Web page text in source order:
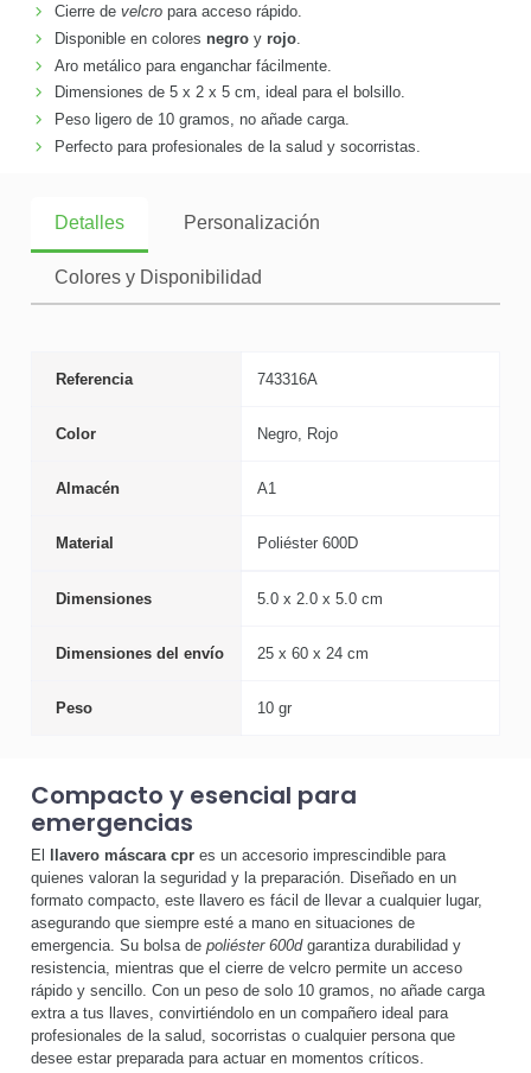
Cierre de velcropara acceso rápido.
Disponible en colores negroy rojo.
Aro metálico para enganchar fácilmente.
Dimensiones de 5 x 2 x 5 cm, ideal para el bolsillo.
Peso ligero de 10 gramos, no añade carga.
Perfecto para profesionales de la salud y socorristas.
Detalles Personalización
Colores y Disponibilidad
Referencia 743316A
Color Negro, Rojo
Almacén A1
Material Poliéster 600D
Dimensiones 5.0 x 2.0 x 5.0 cm
Dimensiones del envío 25 x 60 x 24 cm
Peso 10 gr
Compacto y esencial para
emergencias
El llavero máscara cpr es un accesorio imprescindible para
quienes valoran la seguridad y la preparación. Diseñado en un
formato compacto, este llavero es fácil de llevar a cualquier lugar,
asegurando que siempre esté a mano en situaciones de
emergencia. Su bolsa de poliéster 600dgarantiza durabilidad y
resistencia, mientras que el cierre de velcro permite un acceso
rápido y sencillo. Con un peso de solo 10 gramos, no añade carga
extra a tus llaves, convirtiéndolo en un compañero ideal para
profesionales de la salud, socorristas o cualquier persona que
desee estar preparada para actuar en momentos críticos.